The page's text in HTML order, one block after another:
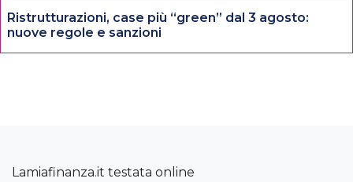
Ristrutturazioni, case più “green” dal 3 agosto:
nuove regole e sanzioni
Lamiafinanza.it testata online